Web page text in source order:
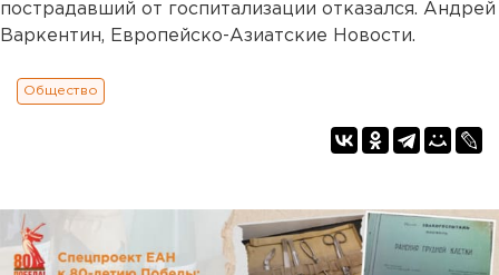
пострадавший от госпитализации отказался. Андрей
Варкентин, Европейско-Азиатские Новости.
Общество